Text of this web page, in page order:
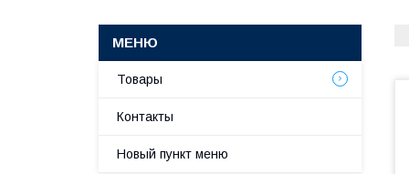
Товары
Контакты
Новый пункт меню